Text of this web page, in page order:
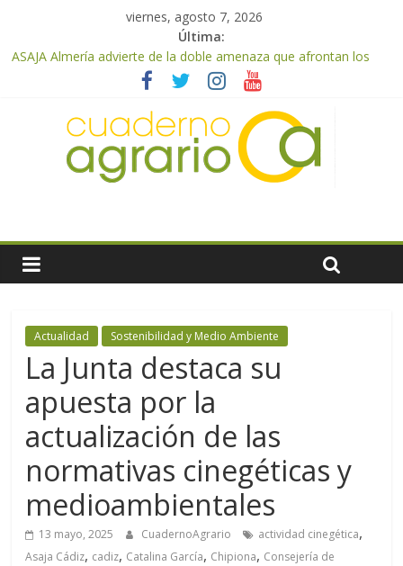
viernes, agosto 7, 2026
Última:
ASAJA Almería advierte de la doble amenaza que afrontan los
cítricos: la clorosis y la caída de los precios
ASAJA Almería: las primeras recolecciones de almendra
confirman una cosecha desigual marcada por las inclemencias
meteorológicas y la incertidumbre en los precios
El Ministerio de Agricultura, Pesca y Alimentación autoriza el
pago de 85 millones adicionales de ayudas de la PAC de
Cooperativas Agro-alimentarias de Andalucía celebra la
activación del mecanismo de regulación de oferta de aceite de
Actualidad Sostenibilidad y Medio Ambiente
La Junta destaca su
apuesta por la
actualización de las
normativas cinegéticas y
medioambientales
13 mayo, 2025 CuadernoAgrario actividad cinegética,
Asaja Cádiz, cadiz, Catalina García, Chipiona, Consejería de